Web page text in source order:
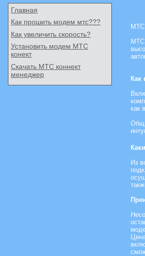
Главная
Как прошить модем мтс???
Как увеличить скорость?
Установить модем МТС
конект
Скачать МТС коннект
менеджер
МТС
МТС
Как
как
Из